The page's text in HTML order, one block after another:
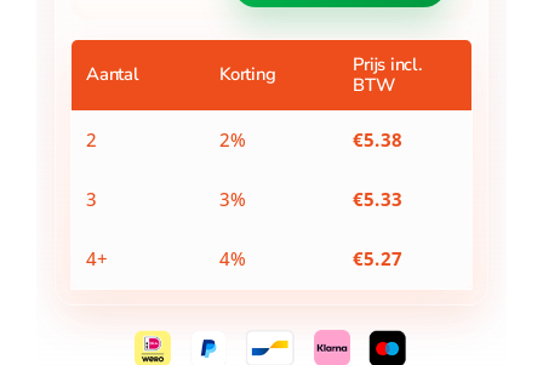
3d
Aantal Korting
Prijs incl.
BTW
2 2% €5.38
3 3% €5.33
4+ 4% €5.27